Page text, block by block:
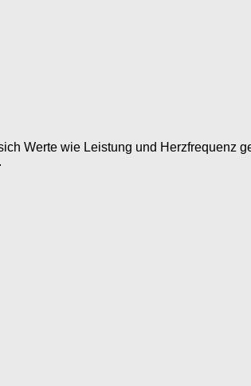
Werte wie Leistung und Herzfrequenz